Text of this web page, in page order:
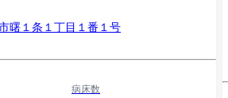
曙１条１丁目１番１号
病床数